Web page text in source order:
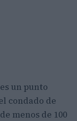
es un punto
condado de
menos de 100